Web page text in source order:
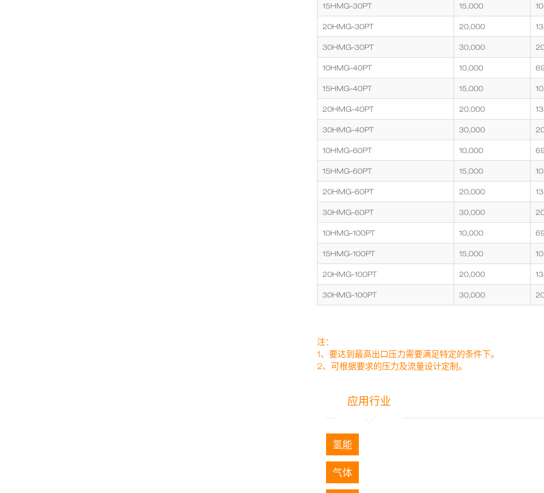
15HMG-30PT 15,000
20HMG-30PT 20,000
30HMG-30PT 30,000
10HMG-40PT 10,000
15HMG-40PT 15,000
20HMG-40PT 20,000
30HMG-40PT 30,000
10HMG-60PT 10,000
15HMG-60PT 15,000
20HMG-60PT 20,000
30HMG-60PT 30,000
10HMG-100PT 10,000
15HMG-100PT 15,000
20HMG-100PT 20,000
30HMG-100PT 30,000
注：
1、要达到最高出口压力需要满足特定的条件下。
2、可根据要求的压力及流量设计定制。
应用行业
氢能
气体